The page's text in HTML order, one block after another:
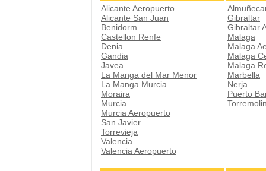
Alicante Aeropuerto
Alicante San Juan
Benidorm
Castellon Renfe
Denia
Gandia
Javea
La Manga del Mar Menor
La Manga Murcia
Moraira
Murcia
Murcia Aeropuerto
San Javier
Torrevieja
Valencia
Valencia Aeropuerto
Gibraltar
Gibraltar
Malaga
Malaga
Malaga
Malaga
Marbella
Nerja
Puerto